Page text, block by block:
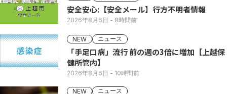
安全安心:【安全メール】行方不明者情報
2026年8月6日 - 8時間前
NEW ニュース
「手足口病」流行 前の週の3倍に増加【上越保
健所管内】
2026年8月6日 - 10時間前
NEW ニュース